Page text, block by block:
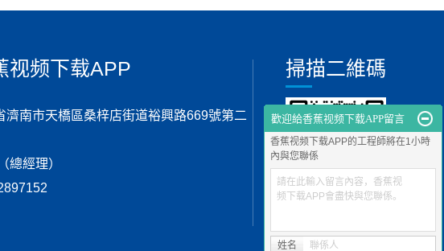
视频下载APP
濟南市天橋區桑梓店街道裕興路669號第二
總經理）
掃描二維碼
歡迎給香蕉视频下载APP留言
香蕉视频下载APP的工程師將在1小時
內與您聯係
請在此輸入留言內容，香蕉视
频下载APP會盡快與您聯係。
姓名 聯係人